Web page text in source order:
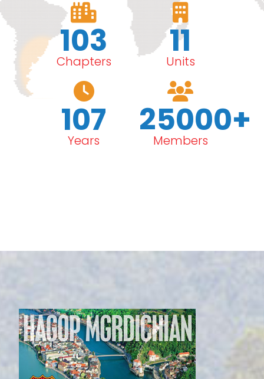
103
Chapters 11
Units
107
Years 25000+
Members